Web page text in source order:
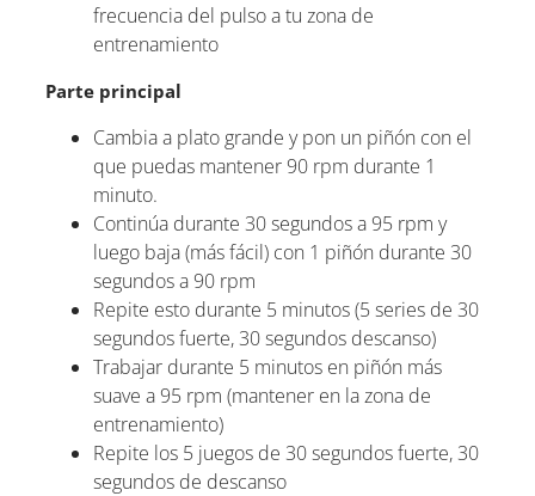
frecuencia del pulso a tu zona de
entrenamiento
Parte principal
Cambia a plato grande y pon un piñón con el
que puedas mantener 90 rpm durante 1
minuto.
Continúa durante 30 segundos a 95 rpm y
luego baja (más fácil) con 1 piñón durante 30
segundos a 90 rpm
Repite esto durante 5 minutos (5 series de 30
segundos fuerte, 30 segundos descanso)
Trabajar durante 5 minutos en piñón más
suave a 95 rpm (mantener en la zona de
entrenamiento)
Repite los 5 juegos de 30 segundos fuerte, 30
segundos de descanso